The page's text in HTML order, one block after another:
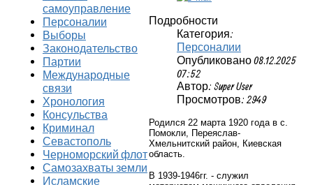
Подробности
Категория:
Персоналии
Опубликовано 08.12.2025
07:52
Автор: Super User
Просмотров: 2949
Родился 22 марта 1920 года в с.
Помокли, Переяслав-
Хмельнитский район, Киевская
область.
В 1939-1946гг. - служил
самоуправление
Персоналии
Выборы
Законодательство
Партии
Международные
связи
Хронология
Консульства
Криминал
Севастополь
Черноморский флот
Самозахваты земли
Исламские